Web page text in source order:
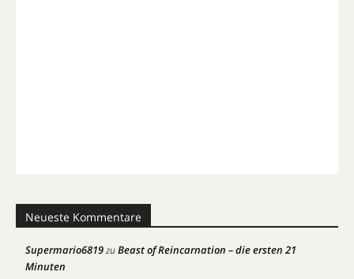
Neueste Kommentare
Supermario6819zuBeast of Reincarnation – die ersten 21
Minuten